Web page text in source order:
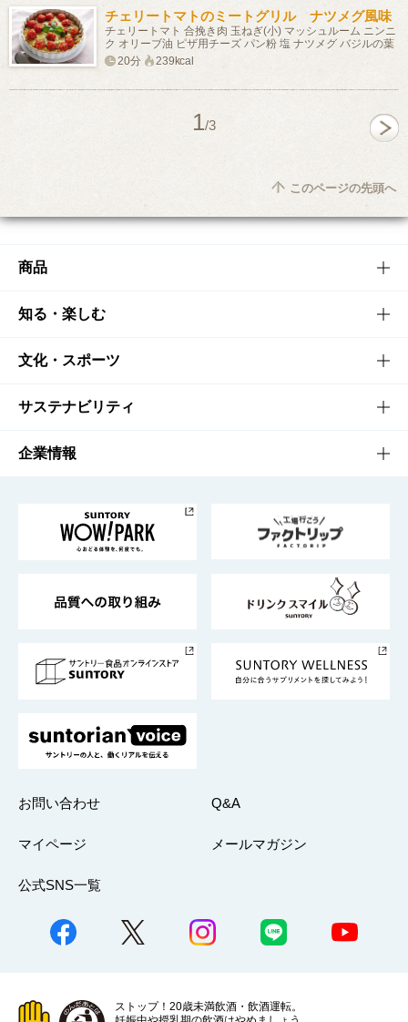
チェリートマトのミートグリル ナツメグ風味
チェリートマト 合挽き肉 玉ねぎ(小) マッシュルーム ニンニ
ク オリーブ油 ピザ用チーズ パン粉 塩 ナツメグ バジルの葉
20分
239kcal
1/3
このページの先頭へ
商品
商品TOP
商品一覧
商品発売情報
栄養成分一覧
知る・楽しむ
知る・楽しむTOP
キャンペーン
工場見学
地域情報
文化・スポーツ
文化・スポーツTOP
サントリーホール
サントリーサンバーズ大阪
サステナビリティ
サステナビリティTOP
サントリーが考えるサステナビリティ経営
企業情報
企業概要
採用情報
お問い合わせ Q&A
マイページ メールマガジン
公式SNS一覧
ストップ！20歳未満飲酒・飲酒運転。